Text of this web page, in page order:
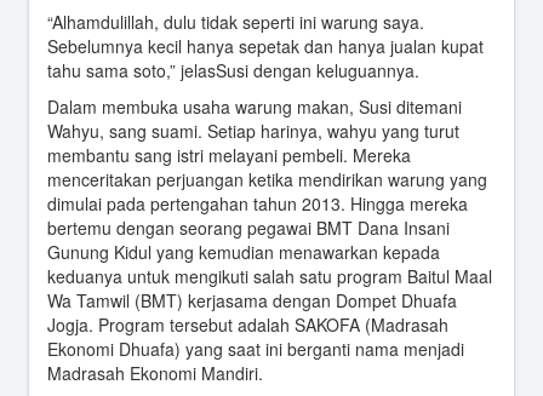
“Alhamdulillah, dulu tidak seperti ini warung saya.
Sebelumnya kecil hanya sepetak dan hanya jualan kupat
tahu sama soto,” jelasSusi dengan keluguannya.
Dalam membuka usaha warung makan, Susi ditemani
Wahyu, sang suami. Setiap harinya, wahyu yang turut
membantu sang istri melayani pembeli. Mereka
menceritakan perjuangan ketika mendirikan warung yang
dimulai pada pertengahan tahun 2013. Hingga mereka
bertemu dengan seorang pegawai BMT Dana Insani
Gunung Kidul yang kemudian menawarkan kepada
keduanya untuk mengikuti salah satu program Baitul Maal
Wa Tamwil (BMT) kerjasama dengan Dompet Dhuafa
Jogja. Program tersebut adalah SAKOFA (Madrasah
Ekonomi Dhuafa) yang saat ini berganti nama menjadi
Madrasah Ekonomi Mandiri.